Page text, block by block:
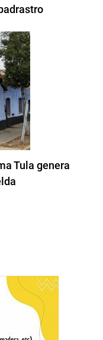
Tula genera